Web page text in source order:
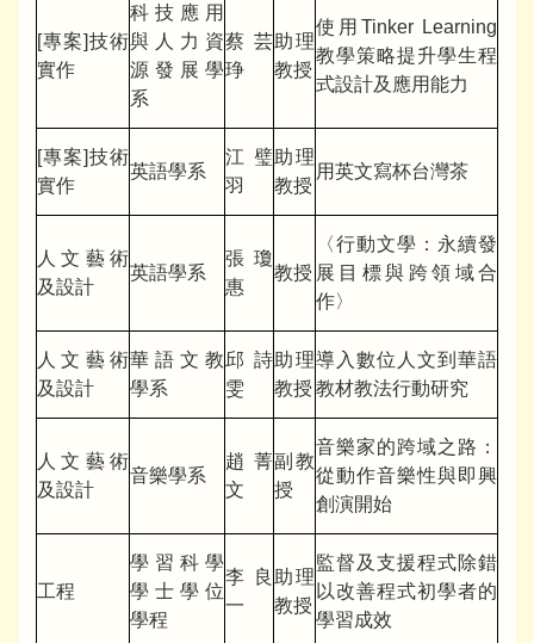
[專案]技術
實作
科技應用
與人力資
源發展學
系
蔡芸
琤
助理
教授
使用Tinker Learning
教學策略提升學生程
式設計及應用能力
[專案]技術
實作
英語學系
江璧
羽
助理
教授
用英文寫杯台灣茶
人文藝術
及設計
英語學系
張瓊
惠
教授
〈行動文學：永續發
展目標與跨領域合
作〉
人文藝術
及設計
華語文教
學系
邱詩
雯
助理
教授
導入數位人文到華語
教材教法行動研究
人文藝術
及設計
音樂學系
趙菁
文
副教
授
音樂家的跨域之路：
從動作音樂性與即興
創演開始
工程
學習科學
學士學位
學程
李良
一
助理
教授
監督及支援程式除錯
以改善程式初學者的
學習成效